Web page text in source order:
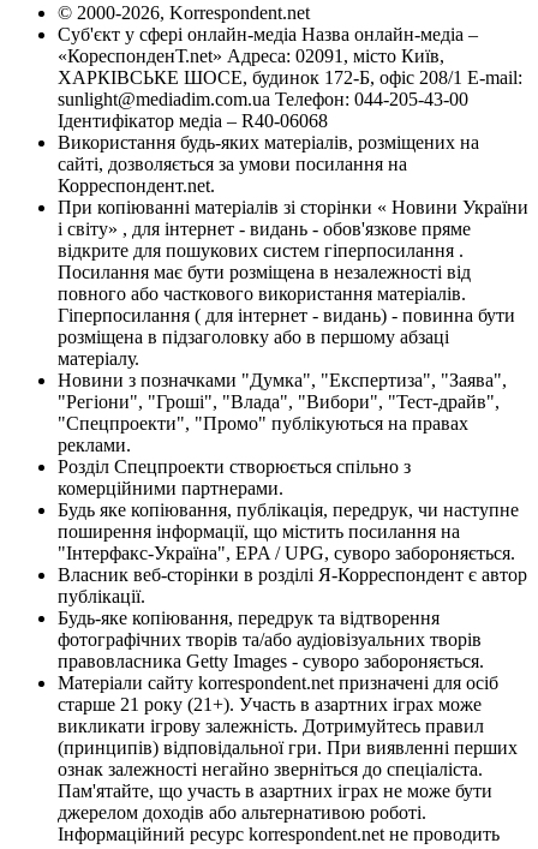
© 2000-2026, Korrespondent.net
Суб'єкт у сфері онлайн-медіа Назва онлайн-медіа –
«КореспонденТ.net» Адреса: 02091, місто Київ,
ХАРКІВСЬКЕ ШОСЕ, будинок 172-Б, офіс 208/1 E-mail:
sunlight@mediadim.com.ua Телефон: 044-205-43-00
Ідентифікатор медіа – R40-06068
Використання будь-яких матеріалів, розміщених на
сайті, дозволяється за умови посилання на
Корреспондент.net.
При копіюванні матеріалів зі сторінки « Новини України
і світу» , для інтернет - видань - обов'язкове пряме
відкрите для пошукових систем гіперпосилання .
Посилання має бути розміщена в незалежності від
повного або часткового використання матеріалів.
Гіперпосилання ( для інтернет - видань) - повинна бути
розміщена в підзаголовку або в першому абзаці
матеріалу.
Новини з позначками "Думка", "Експертиза", "Заява",
"Регіони", "Гроші", "Влада", "Вибори", "Тест-драйв",
"Спецпроекти", "Промо" публікуються на правах
реклами.
Розділ Спецпроекти створюється спільно з
комерційними партнерами.
Будь яке копіювання, публікація, передрук, чи наступне
поширення інформації, що містить посилання на
"Інтерфакс-Україна", EPA / UPG, суворо забороняється.
Власник веб-сторінки в розділі Я-Корреспондент є автор
публікації.
Будь-яке копіювання, передрук та відтворення
фотографічних творів та/або аудіовізуальних творів
правовласника Getty Images - суворо забороняється.
Матеріали сайту korrespondent.net призначені для осіб
старше 21 року (21+). Участь в азартних іграх може
викликати ігрову залежність. Дотримуйтесь правил
(принципів) відповідальної гри. При виявленні перших
ознак залежності негайно зверніться до спеціаліста.
Пам'ятайте, що участь в азартних іграх не може бути
джерелом доходів або альтернативою роботі.
Інформаційний ресурс korrespondent.net не проводить